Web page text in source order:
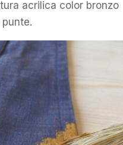
acrilica color bronzo